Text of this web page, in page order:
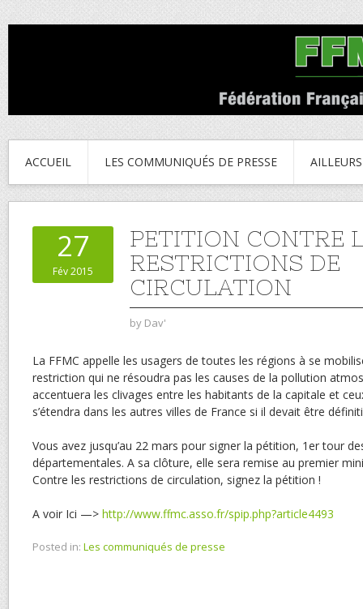
ACCUEIL LES COMMUNIQUÉS DE PRESSE
27
Fév 2015
PETITION CONTRE
RESTRICTIONS DE
CIRCULATION
by Dav'
La FFMC appelle les usagers de toutes les régions à se
restriction qui ne résoudra pas les causes de la pollution
accentuera les clivages entre les habitants de la capitale et
s’étendra dans les autres villes de France si il devait être
Vous avez jusqu’au 22 mars pour signer la pétition, 1er tour
départementales. A sa clôture, elle sera remise au premier
Contre les restrictions de circulation, signez la pétition !
A voir Ici —> http://www.ffmc.asso.fr/spip.php?article4493
Posted in: Les communiqués de presse